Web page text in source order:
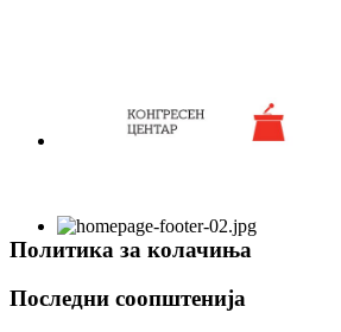
Политика за колачиња
Последни соопштенија